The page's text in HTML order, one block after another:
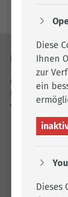
04471 15 0
www.lkclp.de
Diese
Ihnen
zur
ein
Dieses